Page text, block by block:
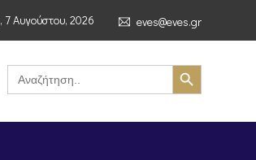
Αυγούστου, 2026 eves@eves.gr
σούπερ μάρκετ MERE στην Ελλάδα –
Search
for:
Search Button